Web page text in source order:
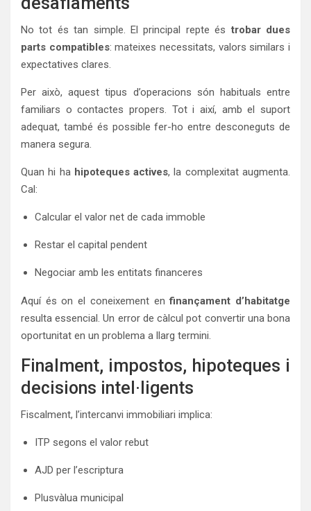
No tot és tan simple. El principal repte éstrobar dues
parts compatibles: mateixes necessitats, valors similars i
expectatives clares.
Per això, aquest tipus d’operacions són habituals entre
familiars o contactes propers. Tot i així, amb el suport
adequat, també és possible fer-ho entre desconeguts de
manera segura.
Quan hi ha hipoteques actives, la complexitat augmenta.
Cal:
Calcular el valor net de cada immoble
Restar el capital pendent
Negociar amb les entitats financeres
Aquí és on el coneixement enfinançament d’habitatge
resulta essencial. Un error de càlcul pot convertir una bona
oportunitat en un problema a llarg termini.
Finalment, impostos, hipoteques i
decisions intel·ligents
Fiscalment, l’intercanvi immobiliari implica:
ITP segons el valor rebut
AJD per l’escriptura
Plusvàlua municipal